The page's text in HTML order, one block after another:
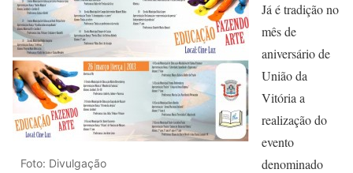
Foto: Divulgação
Já é tradição no
mês de
aniversário de
União da
Vitória a
realização do
evento
denominado